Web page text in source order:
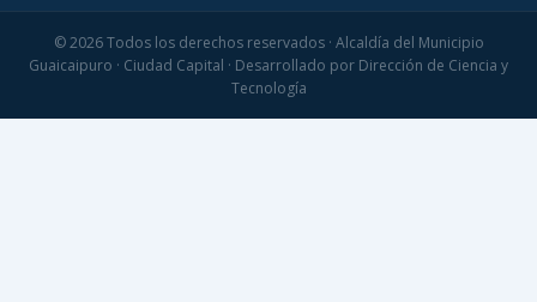
© 2026 Todos los derechos reservados · Alcaldía del Municipio
Guaicaipuro · Ciudad Capital · Desarrollado por Dirección de Ciencia y
Tecnología